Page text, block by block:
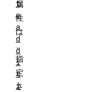
属
性
は
、
指
定
さ
t
e
a
d
d
i
t
i